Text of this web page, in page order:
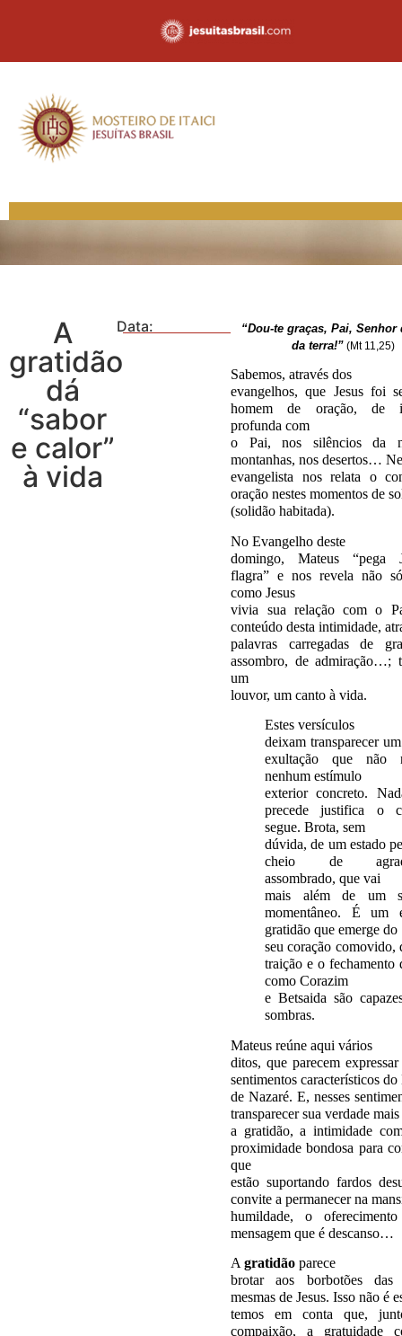
A
gratidão
dá
“sabor
e calor”
à vida
Data:
“Dou-te graças, Pai, Senhor
da terra!” (Mt 11,25)
Sabemos, através dos
evangelhos, que Jesus foi
homem de oração, de
profunda com
o Pai, nos silêncios da
montanhas, nos desertos…
evangelista nos relata o
oração nestes momentos de
(solidão habitada).
No Evangelho deste
domingo, Mateus “pega
flagra” e nos revela não
como Jesus
vivia sua relação com o
conteúdo desta intimidade,
palavras carregadas de
assombro, de admiração…;
um
louvor, um canto à vida.
Estes versículos
deixam transparecer
exultação que não
nenhum estímulo
exterior concreto.
precede justifica o
segue. Brota, sem
dúvida, de um estado
cheio de
assombrado, que vai
mais além de um
momentâneo. É um
gratidão que emerge do
seu coração comovido,
traição e o fechamento
como Corazim
e Betsaida são
sombras.
Mateus reúne aqui vários
ditos, que parecem
sentimentos característicos do
de Nazaré. E, nesses
transparecer sua verdade
a gratidão, a intimidade
proximidade bondosa para
que
estão suportando fardos
convite a permanecer na
humildade, o
mensagem que é descanso…
Agratidão parece
brotar aos borbotões das
mesmas de Jesus. Isso não é
temos em conta que,
compaixão, a gratuidade